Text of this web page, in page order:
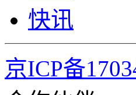
快讯
京ICP备